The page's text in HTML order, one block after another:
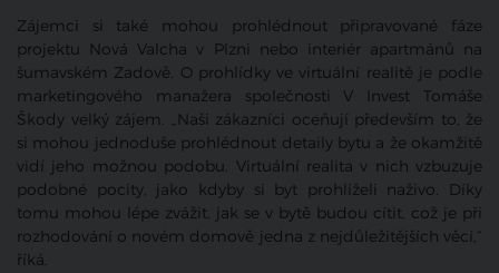
Zájemci si také mohou prohlédnout připravované fáze
projektu Nová Valcha v Plzni nebo interiér apartmánů na
šumavském Zadově. O prohlídky ve virtuální realitě je podle
marketingového manažera společnosti V Invest Tomáše
Škody velký zájem. „Naši zákazníci oceňují především to, že
si mohou jednoduše prohlédnout detaily bytu a že okamžitě
vidí jeho možnou podobu. Virtuální realita v nich vzbuzuje
podobné pocity, jako kdyby si byt prohlíželi naživo. Díky
tomu mohou lépe zvážit, jak se v bytě budou cítit, což je při
rozhodování o novém domově jedna z nejdůležitějších věcí,“
říká.